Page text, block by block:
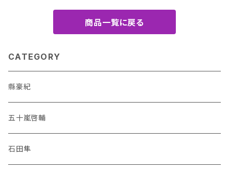
商品一覧に戻る
CATEGORY
縣豪紀
五十嵐啓輔
石田隼